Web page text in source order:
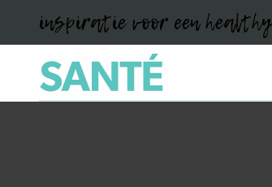
inspiratie voor een